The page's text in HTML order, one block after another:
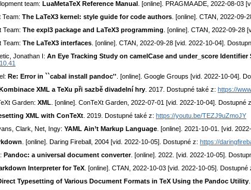
team: LuaMetaTeX Reference Manual . [online]. PRAGMA ADE, 2022-08-03
Team: The LaTeX3 kernel: style guide for code authors . [online]. CTAN, 2022-
Team: The expl3 package and LaTeX3 programming . [online]. CTAN, 2022-09-28
Team: The LaTeX3 interfaces . [online]. CTAN, 2022-09-28 [vid. 2022-10-04].
Jonathan I: An Eye Tracking Study on camelCase and under_score Identifier
Re: Error in ``cabal install pandoc'' . [online]. Google Groups [vid. 2022-10-04].
Kombinace XML a TeXu při sazbě divadelní hry . 2017. Dostupné také z: https://
Garden: XML . [online]. ConTeXt Garden, 2022-07-01 [vid. 2022-10-04]. Dostupné
XML with ConTeXt . 2019. Dostupné také z: https://youtu.be/TEZJ9uZmoJY
Clark, Net, Ingy: YAML Ain’t Markup Language . [online]. 2021-10-01. [vid.
. [online]. Daring Fireball, 2004 [vid. 2022-10-05]. Dostupné z: https://
Pandoc: a universal document converter. [online]. 2022. [vid. 2022-10-05].
Interpreter for TeX . [online]. CTAN, 2022-10-03 [vid. 2022-10-05]. Dostupné
Typesetting of Various Document Formats in TeX Using the Pandoc Utility